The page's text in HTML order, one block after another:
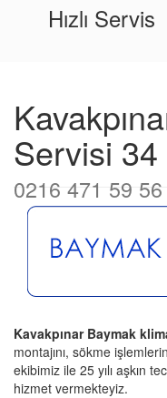
Hızlı Servis
Servisi 34
0216 471 59 56
Kavakpınar Baymak
montajını, sökme
ekibimiz ile 25 yılı aşkın
hizmet vermekteyiz.